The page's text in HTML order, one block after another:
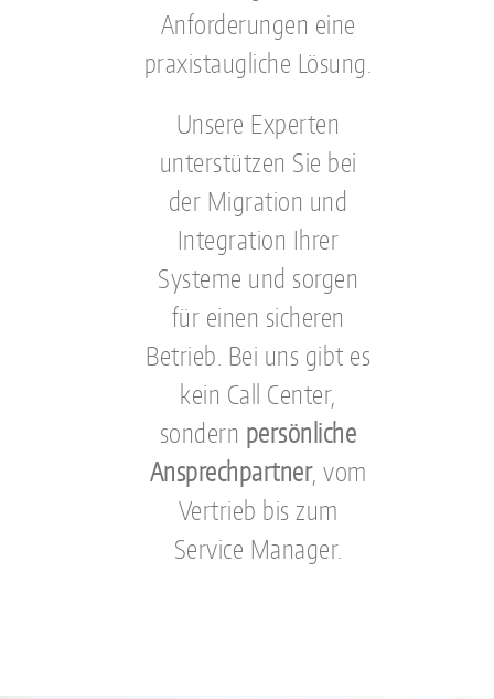
Anforderungen eine
praxistaugliche Lösung.
Unsere Experten
unterstützen Sie bei
der Migration und
Integration Ihrer
Systeme und sorgen
für einen sicheren
Betrieb. Bei uns gibt es
kein Call Center,
sondern persönliche
Ansprechpartner, vom
Vertrieb bis zum
Service Manager.